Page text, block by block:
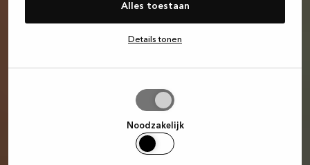
Alles toestaan
Details tonen
Noodzakelijk